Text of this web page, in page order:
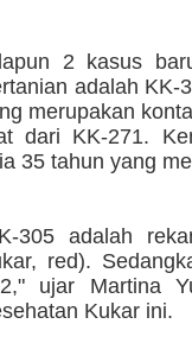
2 kasus
adalah KK-
merupakan
dari KK-271.
35 tahun yang
305 adalah
red).
ujar Martina
Kukar ini.